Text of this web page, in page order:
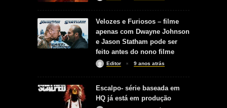
Velozes e Furiosos – filme
apenas com Dwayne Johnson
e Jason Statham pode ser
feito antes do nono filme
Editor 9 anos atrás
Escalpo- série baseada em
HQ já está em produção